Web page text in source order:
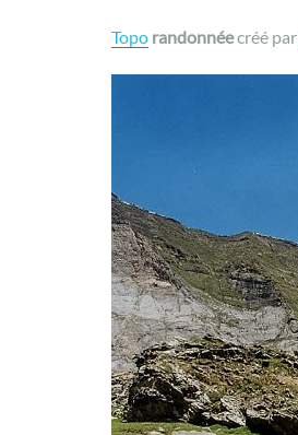
Topo randonnéecréé par